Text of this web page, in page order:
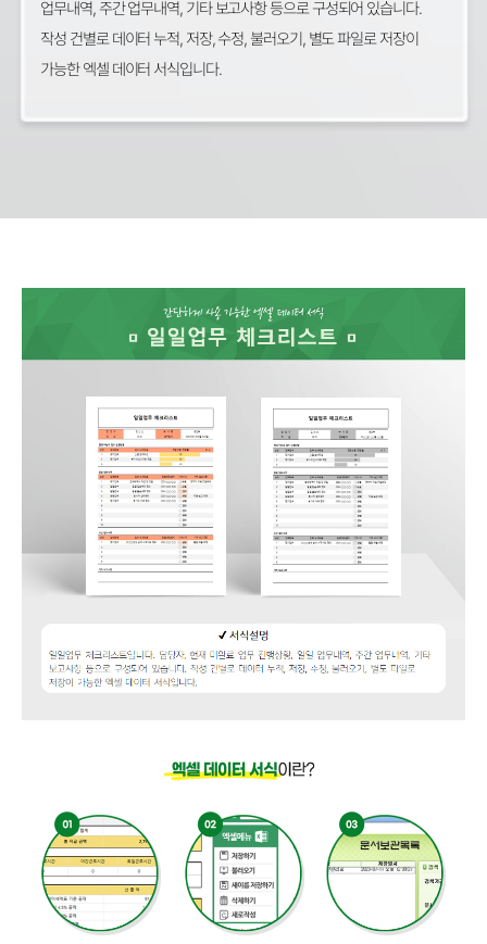
업무내역, 주간 업무내역, 기타 보고사항 등으로 구성되어 있습니다.
작성 건별로 데이터 누적, 저장, 수정, 불러오기, 별도 파일로 저장이
가능한 엑셀 데이터 서식입니다.